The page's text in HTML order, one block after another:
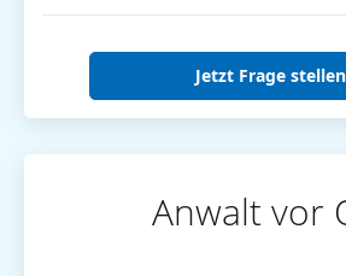
Jetzt Frage stellen
Anwalt vor